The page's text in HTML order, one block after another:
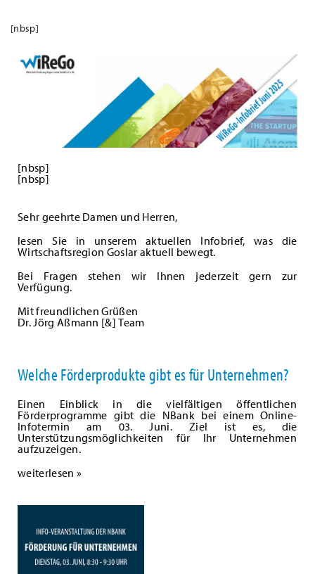
[nbsp]
[nbsp]
[nbsp]
Sehr geehrte Damen und Herren,
lesen Sie in unserem aktuellen Infobrief, was die
Wirtschaftsregion Goslar aktuell bewegt.
Bei Fragen stehen wir Ihnen jederzeit gern zur
Verfügung.
Mit freundlichen Grüßen
Dr. Jörg Aßmann [&] Team
Welche Förderprodukte gibt es für Unternehmen?
Einen Einblick in die vielfältigen öffentlichen
Förderprogramme gibt die NBank bei einem Online-
Infotermin am 03. Juni. Ziel ist es, die
Unterstützungsmöglichkeiten für Ihr Unternehmen
aufzuzeigen.
weiterlesen »